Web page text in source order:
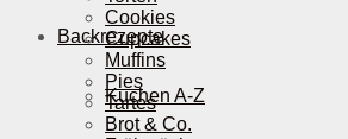
Backrezepte
Kuchen A-Z
Cookies
Cupcakes
Muffins
Pies
Tartes
Brot & Co.